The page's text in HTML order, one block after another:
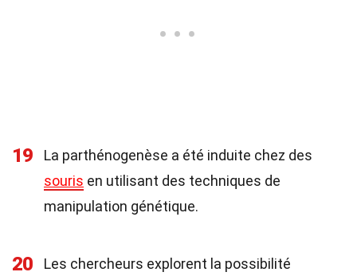
19
La parthénogenèse a été induite chez des
souris en utilisant des techniques de
manipulation génétique.
20
Les chercheurs explorent la possibilité